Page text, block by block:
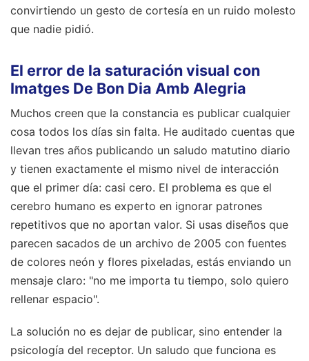
convirtiendo un gesto de cortesía en un ruido molesto
que nadie pidió.
El error de la saturación visual con
Imatges De Bon Dia Amb Alegria
Muchos creen que la constancia es publicar cualquier
cosa todos los días sin falta. He auditado cuentas que
llevan tres años publicando un saludo matutino diario
y tienen exactamente el mismo nivel de interacción
que el primer día: casi cero. El problema es que el
cerebro humano es experto en ignorar patrones
repetitivos que no aportan valor. Si usas diseños que
parecen sacados de un archivo de 2005 con fuentes
de colores neón y flores pixeladas, estás enviando un
mensaje claro: "no me importa tu tiempo, solo quiero
rellenar espacio".
La solución no es dejar de publicar, sino entender la
psicología del receptor. Un saludo que funciona es